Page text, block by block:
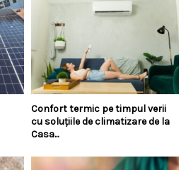
Confort termic pe timpul verii
cu soluțiile de climatizare de la
Casa...